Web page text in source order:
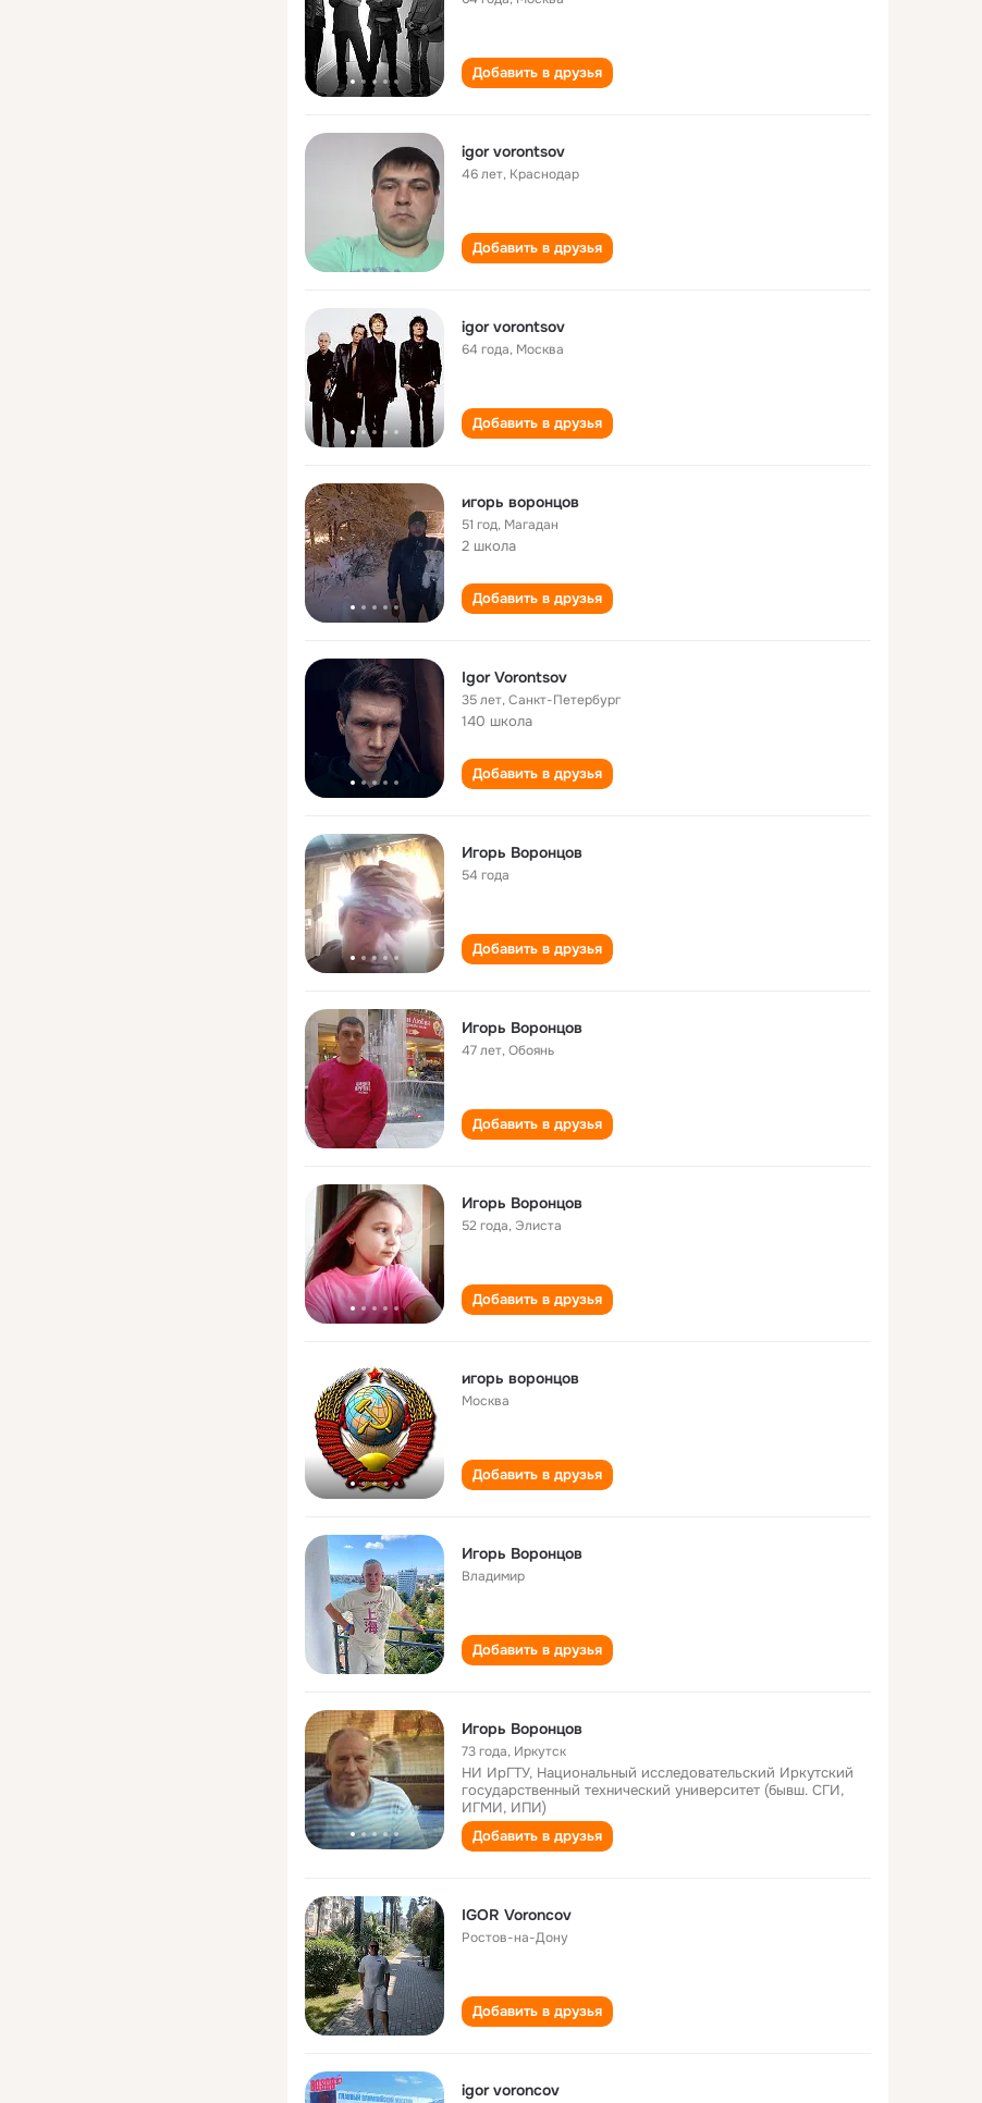
Добавить в друзья
igor vorontsov
46 лет, Краснодар
Добавить в друзья
igor vorontsov
64 года, Москва
Добавить в друзья
игорь воронцов
51 год, Магадан
2 школа
Добавить в друзья
Igor Vorontsov
35 лет,Санкт-Петербург
140 школа
Добавить в друзья
Игорь Воронцов
54 года
Добавить в друзья
Игорь Воронцов
47 лет,Обоянь
Добавить в друзья
Игорь Воронцов
52 года, Элиста
Добавить в друзья
игорь воронцов
Москва
Добавить в друзья
Игорь Воронцов
Владимир
Добавить в друзья
Игорь Воронцов
73 года, Иркутск
НИ ИрГТУ, Национальный исследовательский Иркутский
государственный технический университет (бывш. СГИ,
ИГМИ, ИПИ)
Добавить в друзья
IGOR Voroncov
Ростов-на-Дону
Добавить в друзья
igor voroncov